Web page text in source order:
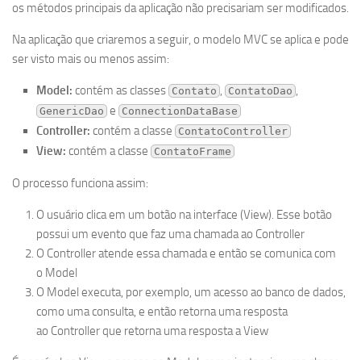
os métodos principais da aplicação não precisariam ser modificados.
Na aplicação que criaremos a seguir, o modelo MVC se aplica e pode
ser visto mais ou menos assim:
Model: contém as classes Contato , ContatoDao ,
GenericDao e ConnectionDataBase
Controller: contém a classe ContatoController
View: contém a classe ContatoFrame
O processo funciona assim:
O usuário clica em um botão na interface (View). Esse botão
possui um evento que faz uma chamada ao Controller
O Controller atende essa chamada e então se comunica com
o Model
O Model executa, por exemplo, um acesso ao banco de dados,
como uma consulta, e então retorna uma resposta
ao Controller que retorna uma resposta a View